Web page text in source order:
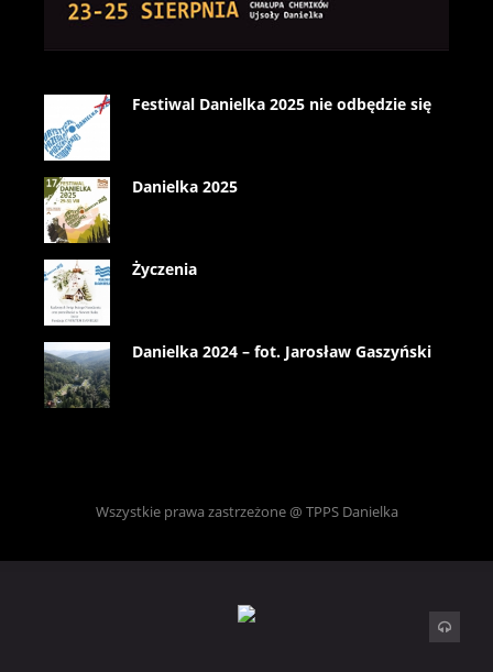
Festiwal Danielka 2025 nie odbędzie się
Danielka 2025
Życzenia
Danielka 2024 – fot. Jarosław Gaszyński
Wszystkie prawa zastrzeżone @ TPPS Danielka